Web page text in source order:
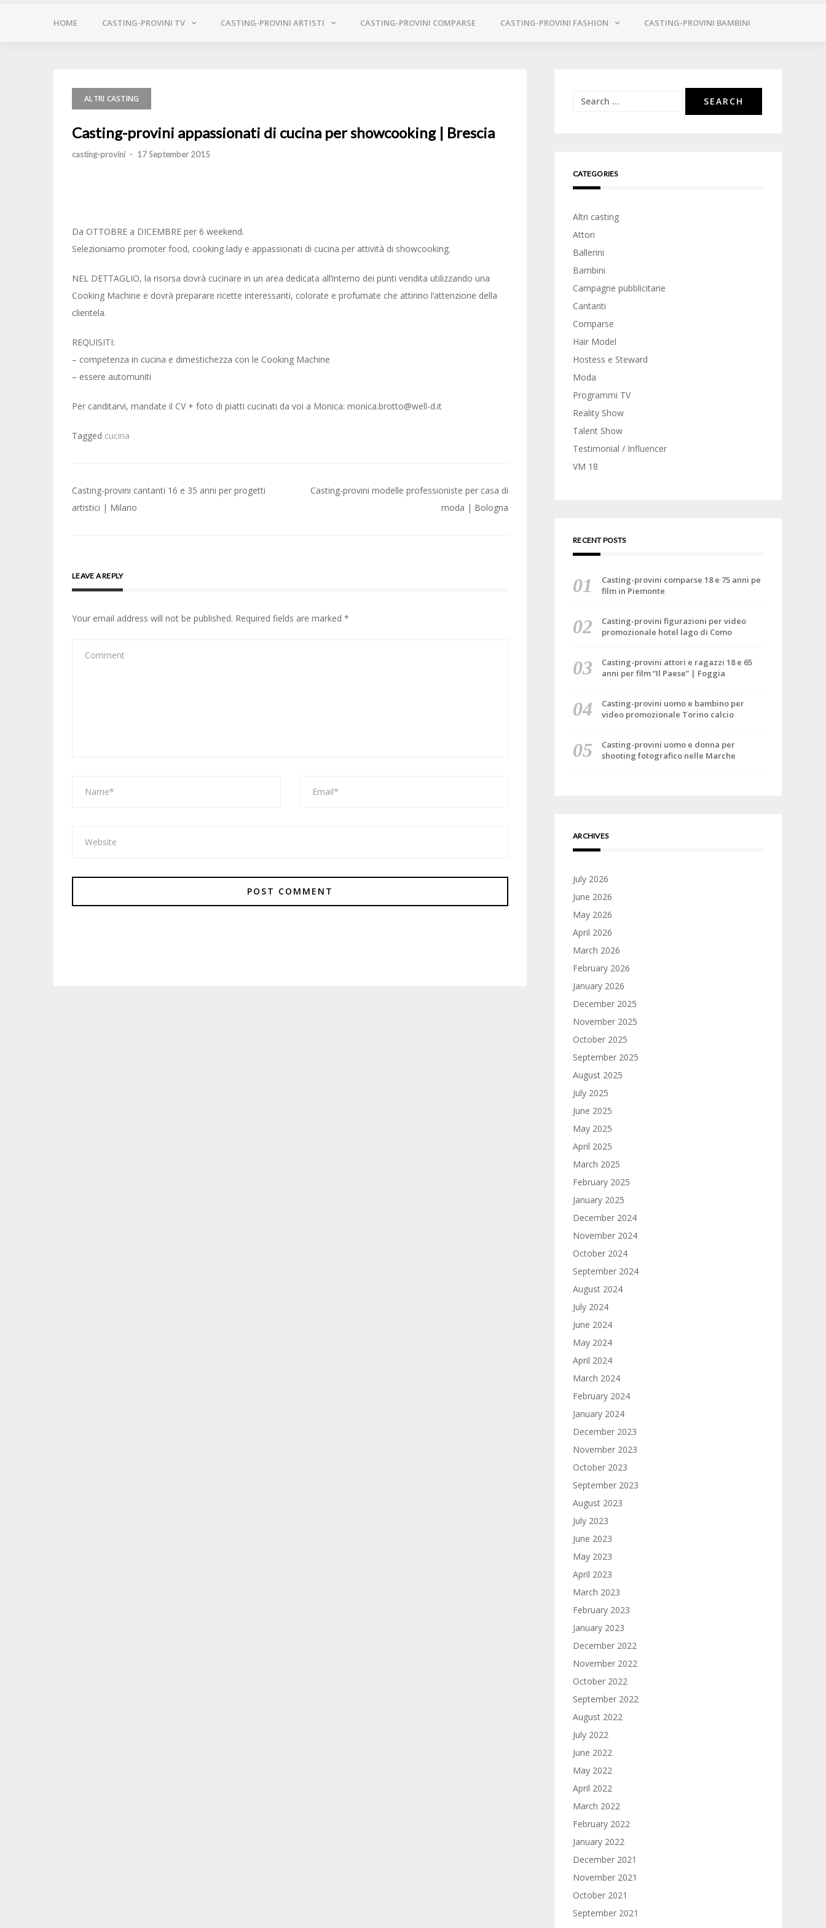
HOME CASTING-PROVINI TV CASTING-PROVINI ARTISTI CASTING-PROVINI COMPARSE CASTING-PROVINI FASHION CASTING-PROVINI BAMBINI
ALTRI CASTING
Casting-provini appassionati di cucina per showcooking | Brescia
casting-provini - 17 September 2015
Da OTTOBRE a DICEMBRE per 6 weekend.
Selezioniamo ‪‎promoter‬ food, cooking lady e appassionati di cucina per attività di ‪‎showcooking‬.
NEL DETTAGLIO, la risorsa dovrà cucinare in un area dedicata all’interno dei punti vendita utilizzando una
Cooking Machine e dovrà preparare ricette interessanti, colorate e profumate che attirino l’attenzione della
clientela.
REQUISITI:
– competenza in cucina e dimestichezza con le Cooking Machine
– essere automuniti
Per canditarvi, mandate il CV + foto di piatti cucinati da voi a Monica: monica.brotto@well-d.it
Tagged cucina
Post
navigation
Casting-provini cantanti 16 e 35 anni per progetti
artistici | Milano
Casting-provini modelle professioniste per casa di
moda | Bologna
LEAVE A REPLY
Your email address will not be published. Required fields are marked *
Search
CATEGORIES
Altri casting
Attori
Ballerini
Bambini
Campagne pubblicitarie
Cantanti
Comparse
Hair Model
Hostess e Steward
Moda
Programmi TV
Reality Show
Talent Show
Testimonial / Influencer
VM 18
RECENT POSTS
Casting-provini comparse 18 e 75 anni pe
film in Piemonte
Casting-provini figurazioni per video
promozionale hotel lago di Como
Casting-provini attori e ragazzi 18 e 65
anni per film “Il Paese” | Foggia
Casting-provini uomo e bambino per
video promozionale Torino calcio
Casting-provini uomo e donna per
shooting fotografico nelle Marche
ARCHIVES
July 2026
June 2026
May 2026
April 2026
March 2026
February 2026
January 2026
December 2025
November 2025
October 2025
September 2025
August 2025
July 2025
June 2025
May 2025
April 2025
March 2025
February 2025
January 2025
December 2024
November 2024
October 2024
September 2024
August 2024
July 2024
June 2024
May 2024
April 2024
March 2024
February 2024
January 2024
December 2023
November 2023
October 2023
September 2023
August 2023
July 2023
June 2023
May 2023
April 2023
March 2023
February 2023
January 2023
December 2022
November 2022
October 2022
September 2022
August 2022
July 2022
June 2022
May 2022
April 2022
March 2022
February 2022
January 2022
December 2021
November 2021
October 2021
September 2021